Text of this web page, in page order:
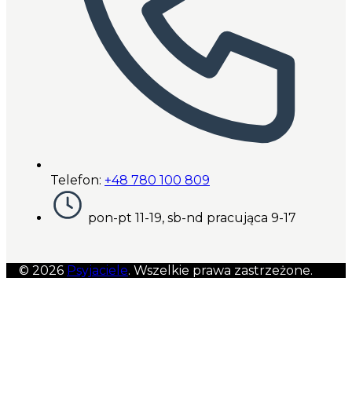
Telefon: +48 780 100 809
pon-pt 11-19, sb-nd pracująca 9-17
© 2026 Psyjaciele. Wszelkie prawa zastrzeżone.